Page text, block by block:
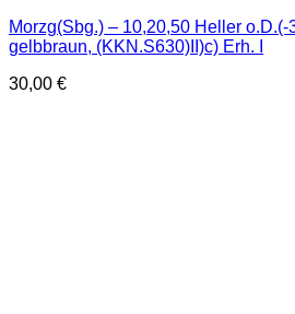
Morzg(Sbg.) – 10,20,50 Heller
gelbbraun, (KKN.S630)II)c) Erh. I
30,00 €